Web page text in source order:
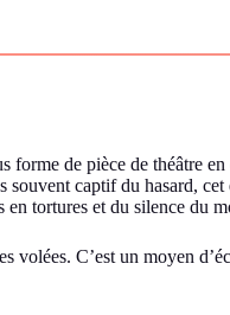
de pièce de théâtre
captif du hasard,
tortures et du silence du
volées. C’est un moyen